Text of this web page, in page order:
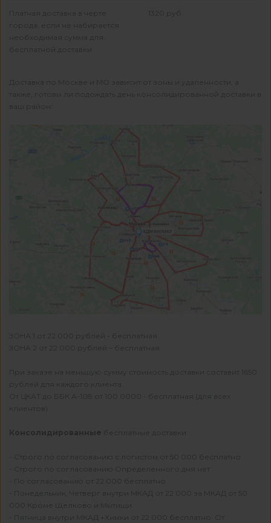
Платная доставка в черте
города, если не набирается
необходимая сумма для
бесплатной доставки
1320 руб.
Доставка по Москве и МО зависит от зоны и удаленности, а
также, готовы ли подождать день консолидированной доставки в
ваш район:
ЗОНА 1 от 22 000 рублей - бесплатная
ЗОНА 2 от 22 000 рублей – бесплатная
При заказе на меньшую сумму стоимость доставки составит 1650
рублей для каждого клиента.
От ЦКАТ до ББК А-108 от 100 0000 - бесплатная (для всех
клиентов)
Консолидированные бесплатные доставки:
- Строго по согласованию с логистом от 50 000 бесплатно
- Строго по согласованию Определенного дня нет
- По согласованию от 22 000 бесплатно
- Понедельник, Четверг внутри МКАД от 22 000 за МКАД от 50
000 Кроме Щелково и Мытищи
- Пятница внутри МКАД +Химки от 22 000 бесплатно. От